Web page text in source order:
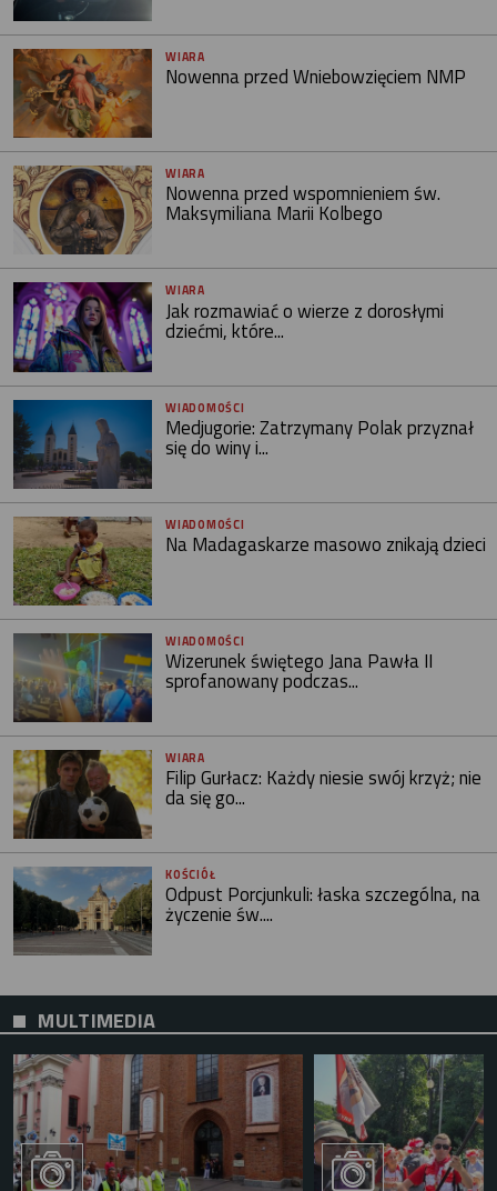
WIARA
Nowenna przed Wniebowzięciem NMP
WIARA
Nowenna przed wspomnieniem św.
Maksymiliana Marii Kolbego
WIARA
Jak rozmawiać o wierze z dorosłymi
dziećmi, które...
WIADOMOŚCI
Medjugorie: Zatrzymany Polak przyznał
się do winy i...
WIADOMOŚCI
Na Madagaskarze masowo znikają dzieci
WIADOMOŚCI
Wizerunek świętego Jana Pawła II
sprofanowany podczas...
WIARA
Filip Gurłacz: Każdy niesie swój krzyż; nie
da się go...
KOŚCIÓŁ
Odpust Porcjunkuli: łaska szczególna, na
życzenie św....
MULTIMEDIA